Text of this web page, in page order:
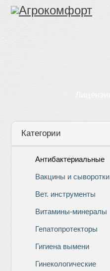
Категории
Антибактериальные
Вакцины и сыворотки
Вет. инструменты
Витамины-минералы
Гепатопротекторы
Гигиена вымени
Гинекологические